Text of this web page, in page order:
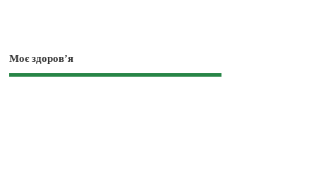
Моє здоров’я